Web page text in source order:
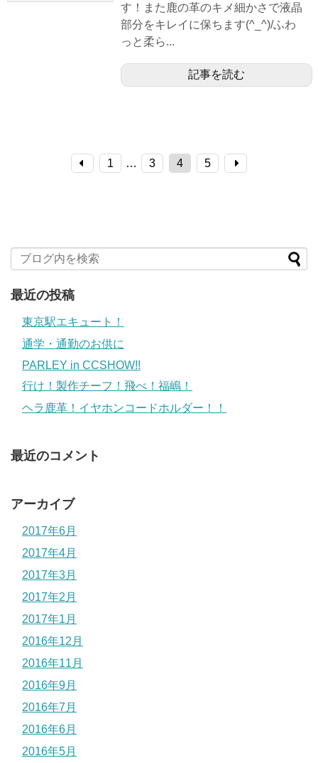
す！また鹿の革のキメ細かさで液晶
部分をキレイに保ちます(^_^)/ふわ
っと柔ら...
記事を読む
1 … 3 4 5
最近の投稿
東京駅エキュート！
通学・通勤のお供に
PARLEY in CCSHOW!!
行け！製作チーフ！飛べ！福嶋！
ヘラ鹿革！イヤホンコードホルダー！！
最近のコメント
アーカイブ
2017年6月
2017年4月
2017年3月
2017年2月
2017年1月
2016年12月
2016年11月
2016年9月
2016年7月
2016年6月
2016年5月